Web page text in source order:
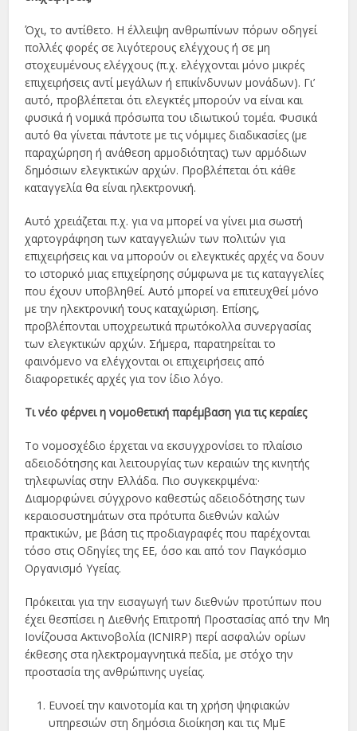
Όχι, το αντίθετο. Η έλλειψη ανθρωπίνων πόρων οδηγεί
πολλές φορές σε λιγότερους ελέγχους ή σε μη
στοχευμένους ελέγχους (π.χ. ελέγχονται μόνο μικρές
επιχειρήσεις αντί μεγάλων ή επικίνδυνων μονάδων). Γι’
αυτό, προβλέπεται ότι ελεγκτές μπορούν να είναι και
φυσικά ή νομικά πρόσωπα του ιδιωτικού τομέα. Φυσικά
αυτό θα γίνεται πάντοτε με τις νόμιμες διαδικασίες (με
παραχώρηση ή ανάθεση αρμοδιότητας) των αρμόδιων
δημόσιων ελεγκτικών αρχών. Προβλέπεται ότι κάθε
καταγγελία θα είναι ηλεκτρονική.
Αυτό χρειάζεται π.χ. για να μπορεί να γίνει μια σωστή
χαρτογράφηση των καταγγελιών των πολιτών για
επιχειρήσεις και να μπορούν οι ελεγκτικές αρχές να δουν
το ιστορικό μιας επιχείρησης σύμφωνα με τις καταγγελίες
που έχουν υποβληθεί. Αυτό μπορεί να επιτευχθεί μόνο
με την ηλεκτρονική τους καταχώριση. Επίσης,
προβλέπονται υποχρεωτικά πρωτόκολλα συνεργασίας
των ελεγκτικών αρχών. Σήμερα, παρατηρείται το
φαινόμενο να ελέγχονται οι επιχειρήσεις από
διαφορετικές αρχές για τον ίδιο λόγο.
Τι νέο φέρνει η νομοθετική παρέμβαση για τις κεραίες
Το νομοσχέδιο έρχεται να εκσυγχρονίσει το πλαίσιο
αδειοδότησης και λειτουργίας των κεραιών της κινητής
τηλεφωνίας στην Ελλάδα. Πιο συγκεκριμένα:·
Διαμορφώνει σύγχρονο καθεστώς αδειοδότησης των
κεραιοσυστημάτων στα πρότυπα διεθνών καλών
πρακτικών, με βάση τις προδιαγραφές που παρέχονται
τόσο στις Οδηγίες της ΕΕ, όσο και από τον Παγκόσμιο
Οργανισμό Υγείας.
Πρόκειται για την εισαγωγή των διεθνών προτύπων που
έχει θεσπίσει η Διεθνής Επιτροπή Προστασίας από την Μη
Ιονίζουσα Ακτινοβολία (ICNIRP) περί ασφαλών ορίων
έκθεσης στα ηλεκτρομαγνητικά πεδία, με στόχο την
προστασία της ανθρώπινης υγείας.
Ευνοεί την καινοτομία και τη χρήση ψηφιακών
υπηρεσιών στη δημόσια διοίκηση και τις ΜμΕ